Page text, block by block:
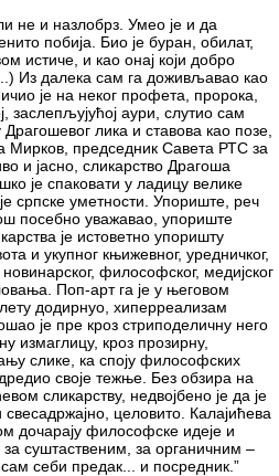
не и назлобрз. Умео је и да
побија. Био је буран, обилат,
истиче, и као онај који добро
Из далека сам га доживљавао као
је на неког профета, пророка,
заслепљујућој аури, слутио сам
лика и ставова као позе,
Мирков, председник Савета РТС за
и јасно, сликарство Драгоша
је спаковати у ладицу велике
српске уметности. Упориште, реч
посебно уважавао, упориште
је истоветно упоришту
и укупног књижевног, уредничког,
новинарског, философског, медијског
Поп-арт га је у његовом
додирнуо, хиперреализам
је пре кроз стриподеличну него
измаглицу, кроз прозирну,
слике, ка споју философских
своје тежње. Без обзира на
сликарству, недвојбено је да је
целовито. Калајићева
дочарају философске идеје и
суштаственим, за органичним –
себи предак... и посредник.”